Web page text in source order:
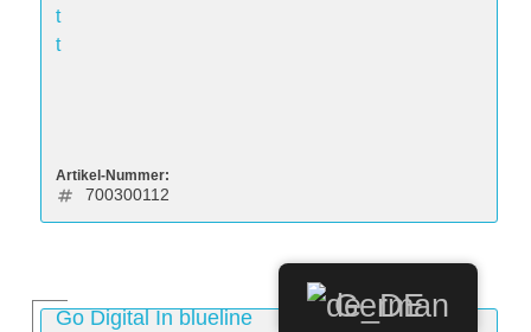
t
t
Artikel-Nummer:
700300112
Go Digital In blueline German